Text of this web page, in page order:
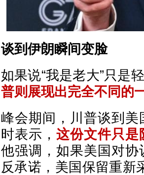
谈到伊朗瞬间变脸
如果说“我是老大”只是
普则展现出完全不同的
峰会期间，川普谈到
时表示，这份文件只是
他强调，如果美国对
反承诺，美国保留重新